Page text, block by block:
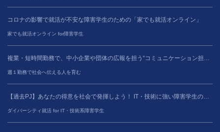
コロナの影響で就活が不安な障害学生のための「家でも就活オンライン」
家でも就活オンライン for障害学生
複業・短時間勤務で、中小企業や団体の広報を担う“コミュニケーション担当”のキャリアを磨く
週１勤務で社会へ伝える人を育む
【過去PJ】あなたの得意を社会で発揮しよう！ IT・技術に強い障害学生の就職をサポート！
ダイバーシティ就活 for IT・技術系障害学生